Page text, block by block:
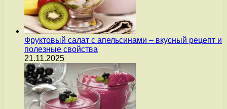
Фруктовый салат с апельсинами – вкусный рецепт и
полезные свойства
21.11.2025